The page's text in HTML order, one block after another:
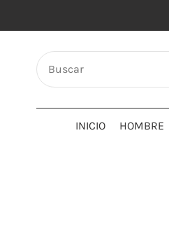
INICIO HOMBRE